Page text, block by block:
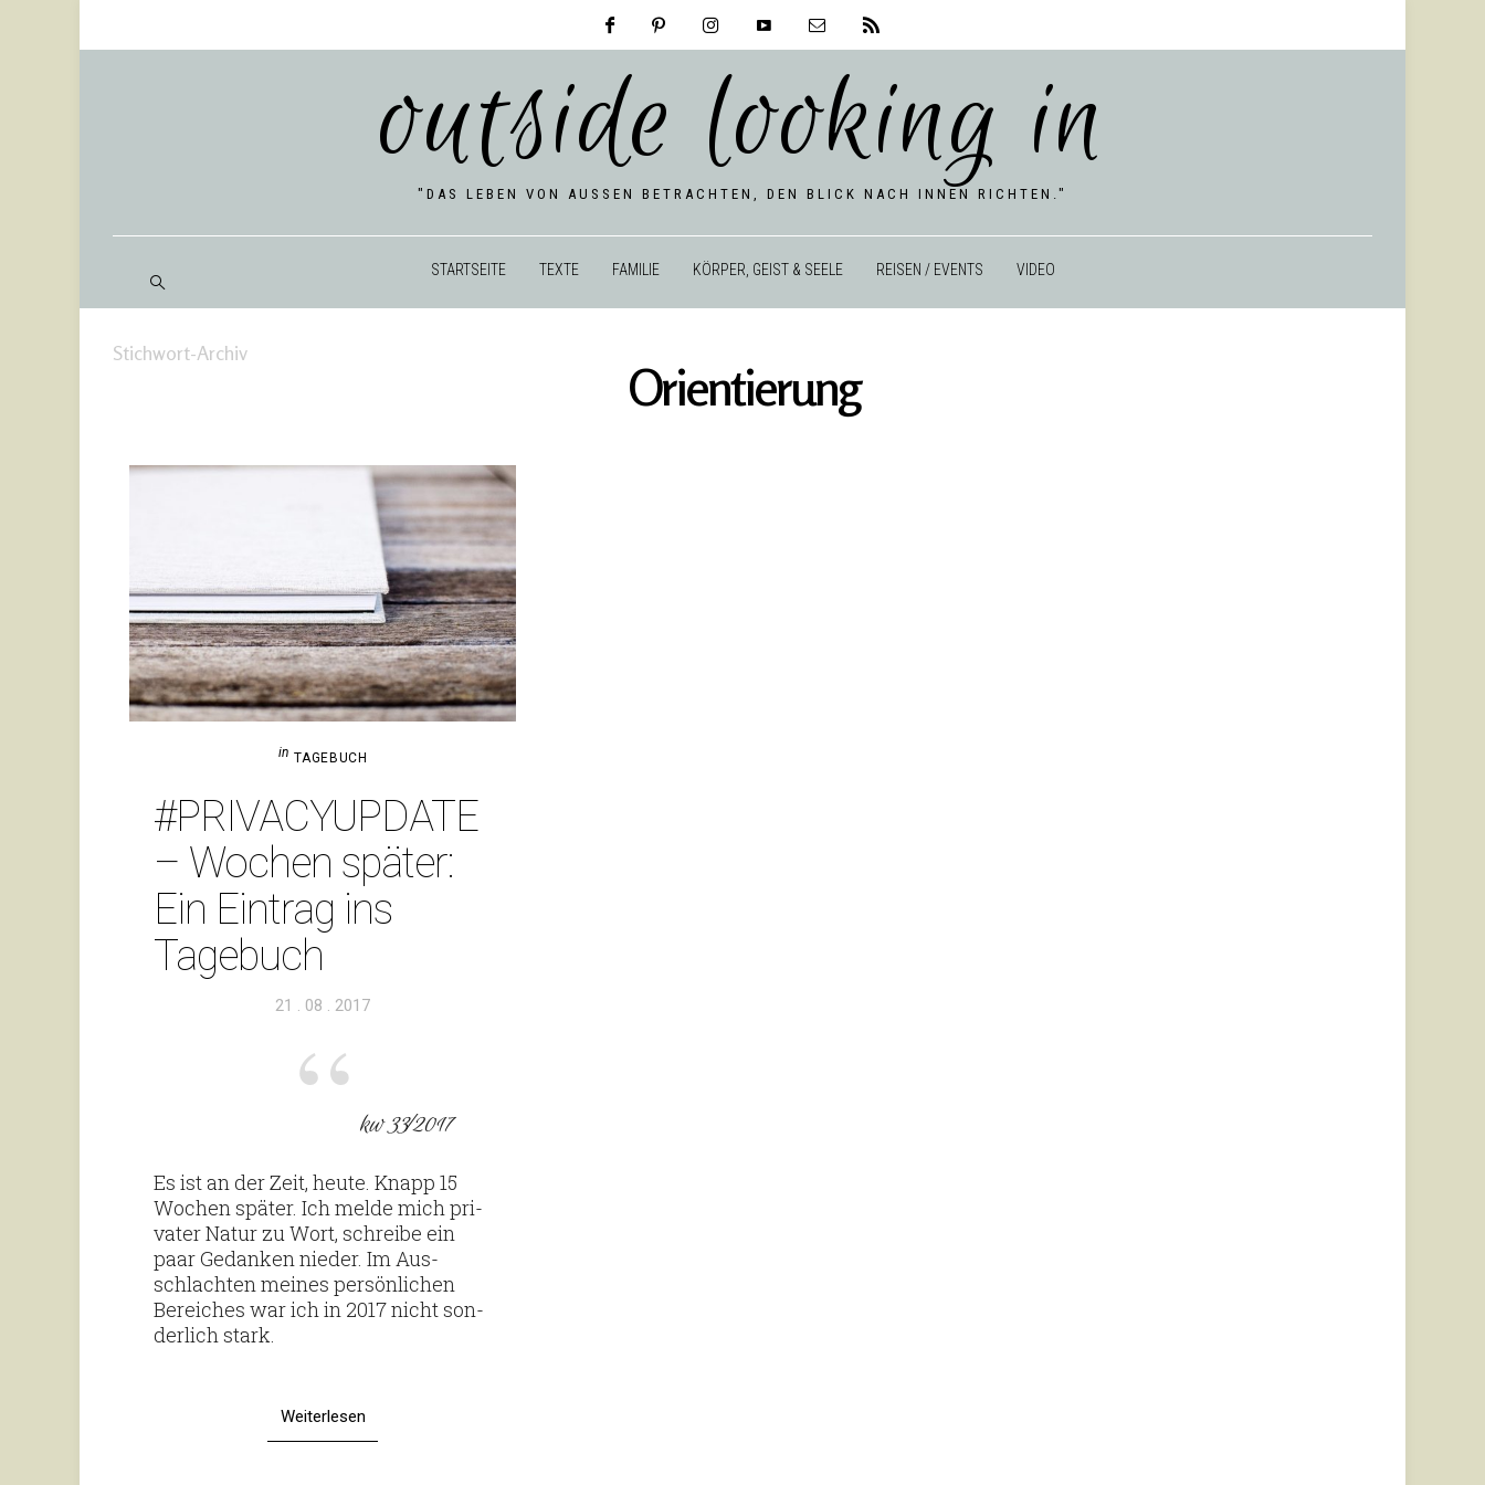
outside looking in
"DAS LEBEN VON AUSSEN BETRACHTEN, DEN BLICK NACH INNEN RICHTEN."
START­SEITE TEXTE FAMILIE KÖRPER, GEIST & SEELE REISEN / EVENTS VIDEO
Stichwort-Archiv
Orientierung
in TAGEBUCH
#PRI­VA­CY­UP­DATE
– Wochen später:
Ein Ein­trag ins
Tagebuch
Veröffentlicht
21 . 08 . 2017
kw 33⁄2017
Es ist an der Zeit, heute. Knapp 15
Wochen später. Ich melde mich pri­
vater Natur zu Wort, schreibe ein
paar Gedanken nieder. Im Aus­
schlachten meines per­sön­li­chen
Berei­ches war ich in 2017 nicht son­
der­lich stark.
Weiterlesen